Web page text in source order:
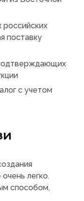
российских
поставку
с учетом
легко.
способом,